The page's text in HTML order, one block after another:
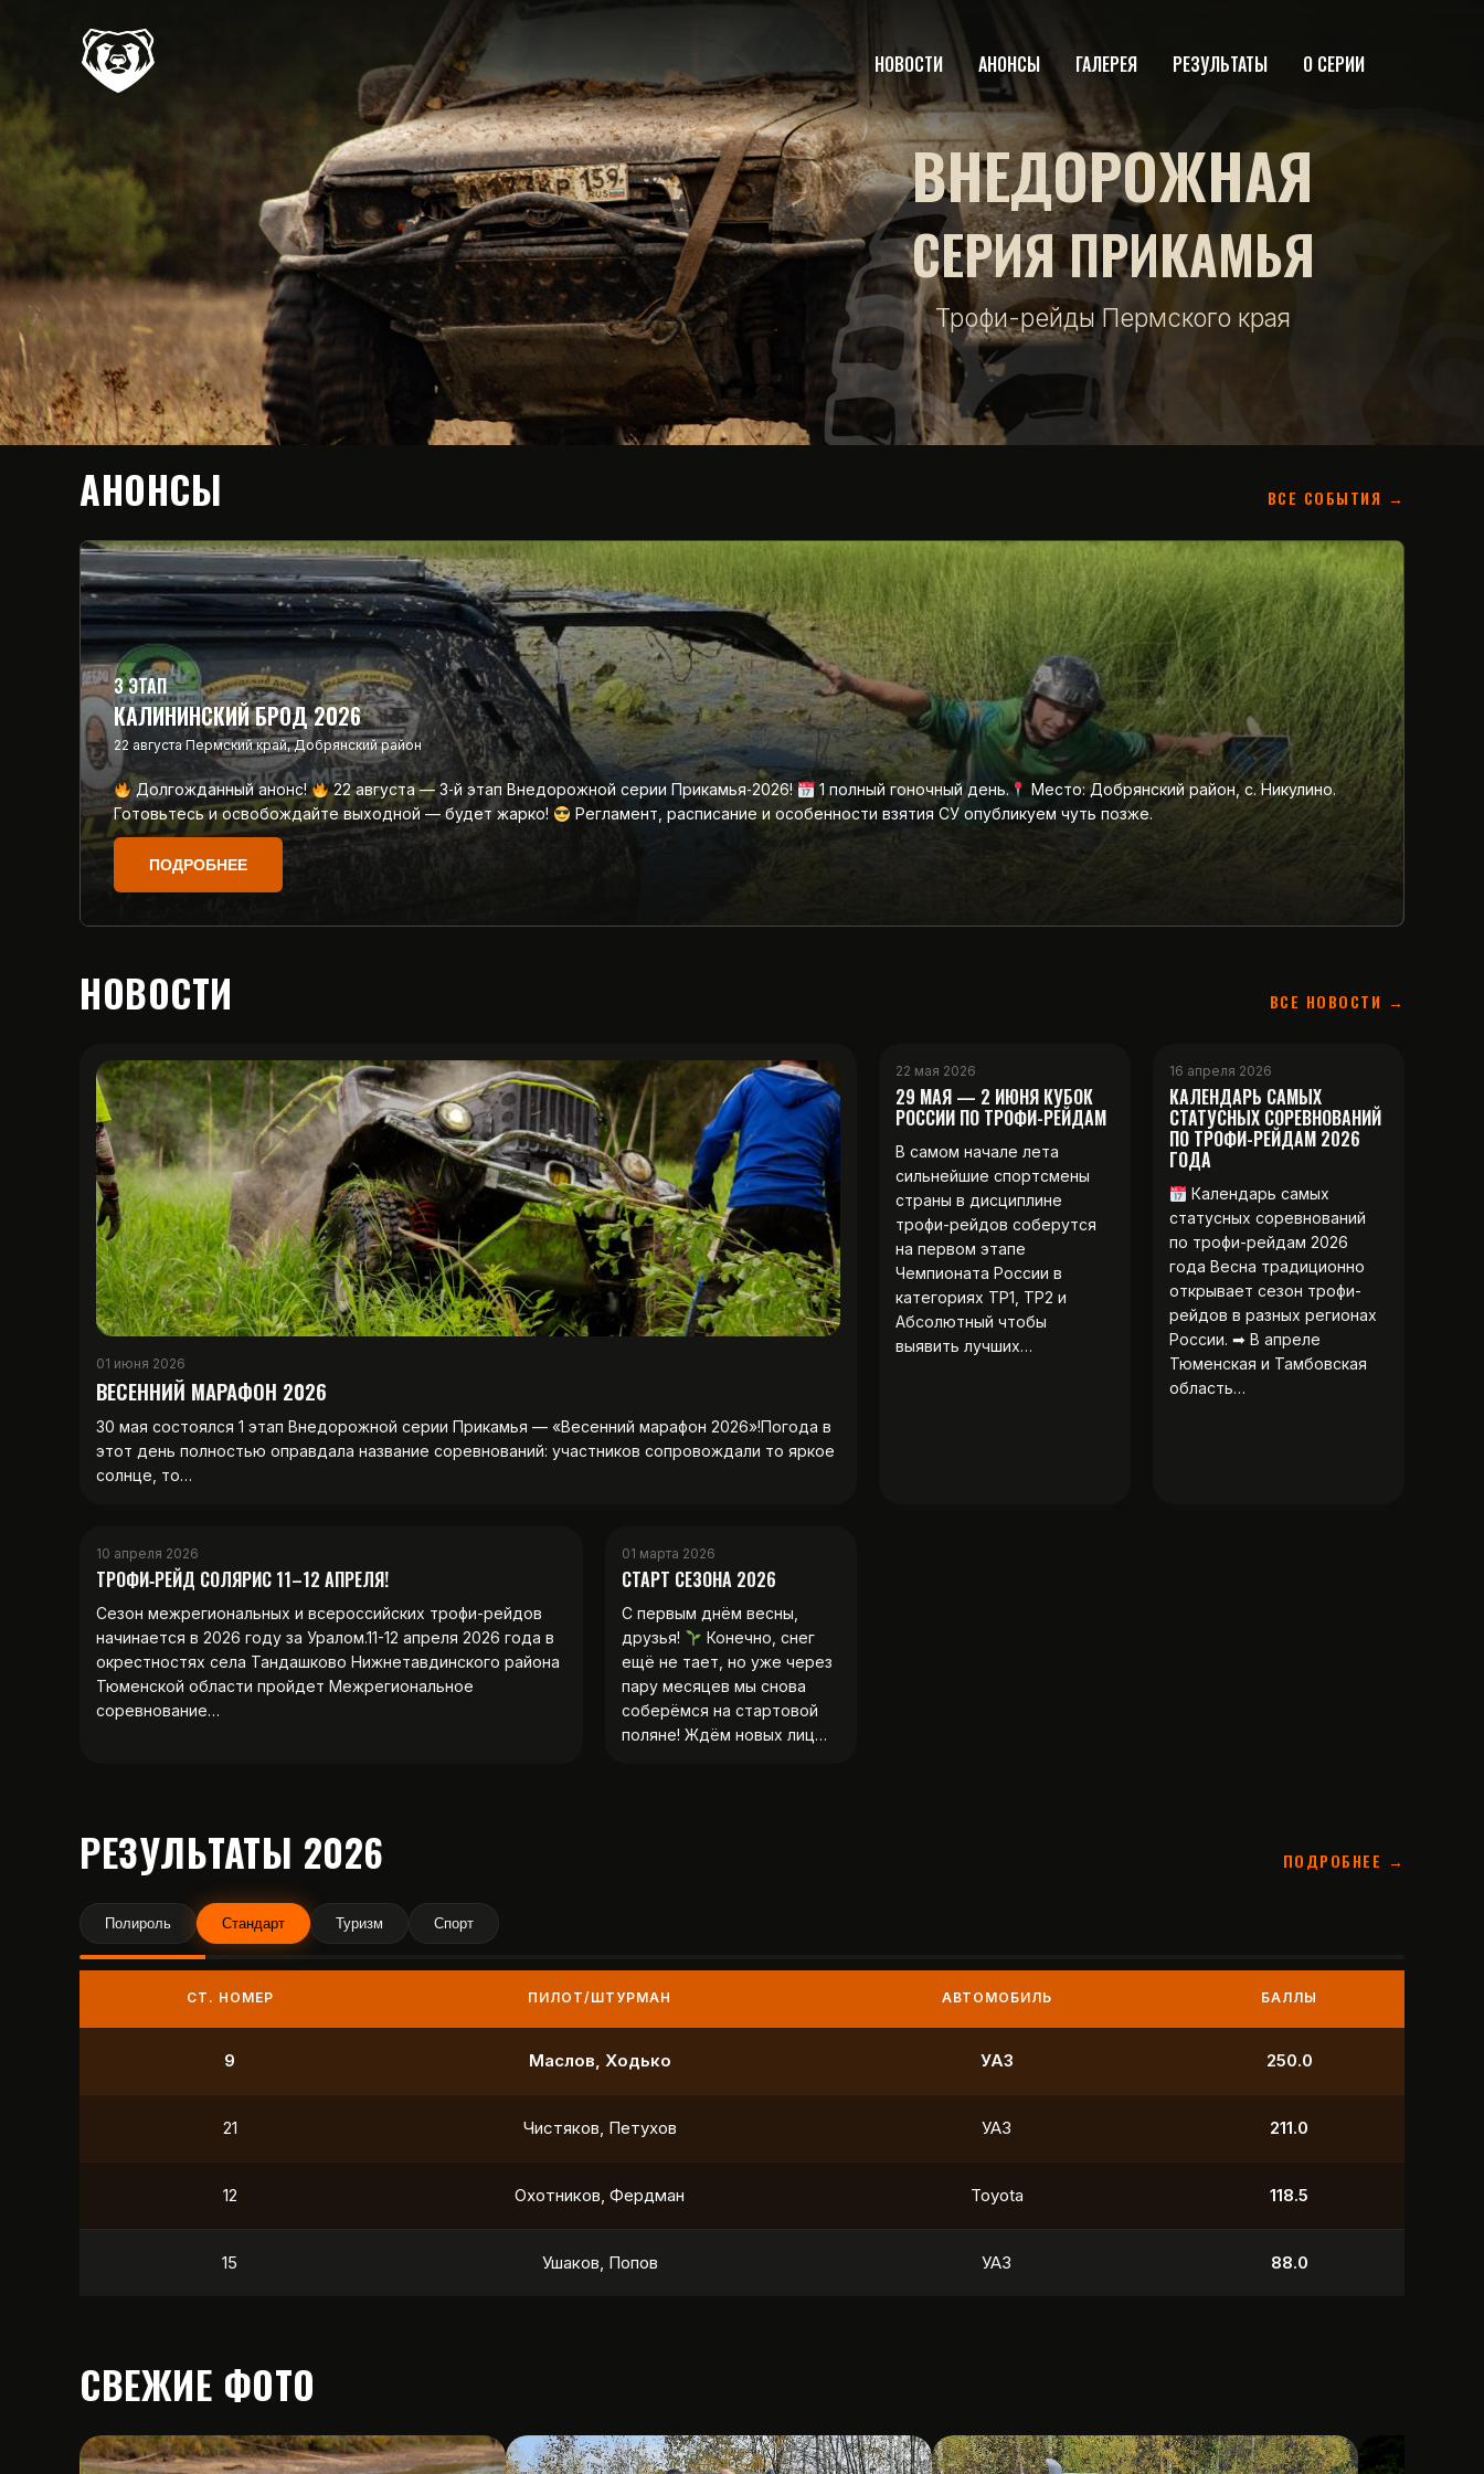
НОВОСТИ АНОНСЫ ГАЛЕРЕЯ РЕЗУЛЬТАТЫ О СЕРИИ
ВНЕДОРОЖНАЯ
СЕРИЯ ПРИКАМЬЯ
Трофи-рейды Пермского края
АНОНСЫ ВСЕ СОБЫТИЯ →
3 ЭТАП
КАЛИНИНСКИЙ БРОД 2026
22 августа Пермский край, Добрянский район
Долгожданный анонс! 22 августа — 3‑й этап Внедорожной серии Прикамья‑2026! 1 полный гоночный день.
Место: Добрянский район, с. Никулино.
Готовьтесь и освобождайте выходной — будет жарко!
Регламент, расписание и особенности взятия СУ опубликуем чуть позже.
ПОДРОБНЕЕ
НОВОСТИ ВСЕ НОВОСТИ →
01 июня 2026
ВЕСЕННИЙ МАРАФОН 2026
30 мая состоялся 1 этап Внедорожной серии Прикамья — «Весенний марафон 2026»!Погода в
этот день полностью оправдала название соревнований: участников сопровождали то яркое
солнце, то…
22 мая 2026
29 МАЯ — 2 ИЮНЯ КУБОК
РОССИИ ПО ТРОФИ-РЕЙДАМ
В самом начале лета
сильнейшие спортсмены
страны в дисциплине
трофи-рейдов соберутся
на первом этапе
Чемпионата России в
категориях ТР1, ТР2 и
Абсолютный чтобы
выявить лучших…
16 апреля 2026
КАЛЕНДАРЬ САМЫХ
СТАТУСНЫХ СОРЕВНОВАНИЙ
ПО ТРОФИ-РЕЙДАМ 2026
ГОДА
Календарь самых
статусных соревнований
по трофи-рейдам 2026
года Весна традиционно
открывает сезон трофи-
рейдов в разных регионах
России. ➡ В апреле
Тюменская и Тамбовская
область…
10 апреля 2026
ТРОФИ‑РЕЙД СОЛЯРИС 11–12 АПРЕЛЯ!
Сезон межрегиональных и всероссийских трофи-рейдов
начинается в 2026 году за Уралом.11-12 апреля 2026 года в
окрестностях села Тандашково Нижнетавдинского района
Тюменской области пройдет Межрегиональное
соревнование…
01 марта 2026
СТАРТ СЕЗОНА 2026
С первым днём весны,
друзья!
Конечно, снег
ещё не тает, но уже через
пару месяцев мы снова
соберёмся на стартовой
поляне! Ждём новых лиц…
РЕЗУЛЬТАТЫ 2026 ПОДРОБНЕЕ →
Полироль Стандарт Туризм Спорт
СТ. НОМЕР ПИЛОТ/ШТУРМАН АВТОМОБИЛЬ БАЛЛЫ
9 Маслов, Ходько УАЗ 250.0
21 Чистяков, Петухов УАЗ 211.0
12 Охотников, Фердман Toyota 118.5
15 Ушаков, Попов УАЗ 88.0
СВЕЖИЕ ФОТО